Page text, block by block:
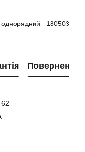
180503
Повернення